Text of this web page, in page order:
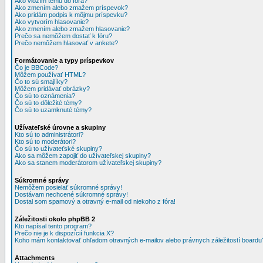
Ako zmením alebo zmažem príspevok?
Ako pridám podpis k môjmu príspevku?
Ako vytvorím hlasovanie?
Ako zmením alebo zmažem hlasovanie?
Prečo sa nemôžem dostať k fóru?
Prečo nemôžem hlasovať v ankete?
Formátovanie a typy príspevkov
Čo je BBCode?
Môžem používať HTML?
Čo to sú smajlíky?
Môžem pridávať obrázky?
Čo sú to oznámenia?
Čo sú to dôležité témy?
Čo sú to uzamknuté témy?
Užívateľské úrovne a skupiny
Kto sú to administrátori?
Kto sú to moderátori?
Čo sú to užívateťské skupiny?
Ako sa môžem zapojiť do užívateľskej skupiny?
Ako sa stanem moderátorom užívateľskej skupiny?
Súkromné správy
Nemôžem posielať súkromné správy!
Dostávam nechcené súkromné správy!
Dostal som spamový a otravný e-mail od niekoho z fóra!
Záležitosti okolo phpBB 2
Kto napísal tento program?
Prečo nie je k dispozícií funkcia X?
Koho mám kontaktovať ohľadom otravných e-mailov alebo právnych záležitostí
Attachments